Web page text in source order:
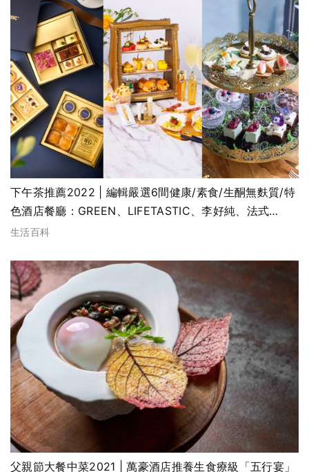
下午茶推薦2022 | 編輯嚴選6間健康/素食/生酮無麩質/特
色酒店餐廳：GREEN、LIFETASTIC、李好純、法式
MA(持續更新)
生活百科
父親節大餐中菜2021 | 萬豪酒店推養生食療級「五行宴」